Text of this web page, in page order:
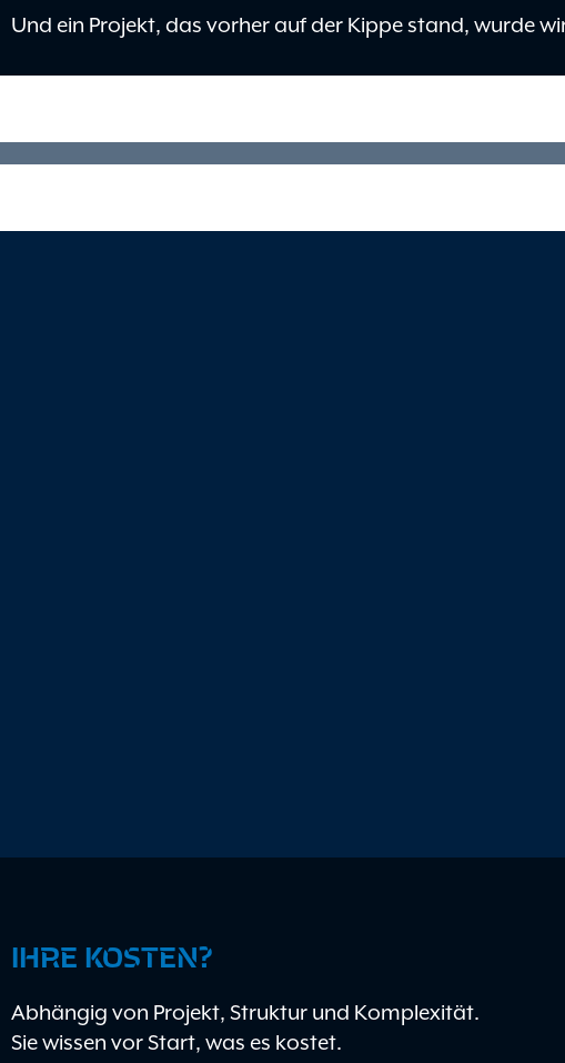
Und ein Projekt, das vorher auf der Kippe stand, wurde
IHRE KOSTEN?
Abhängig von Projekt, Struktur und Komplexität.
Sie wissen vor Start, was es kostet.